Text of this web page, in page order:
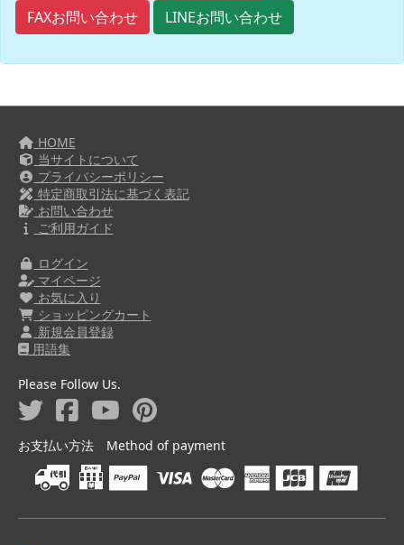
FAXお問い合わせ
LINEお問い合わせ
HOME
当サイトについて
プライバシーポリシー
特定商取引法に基づく表記
お問い合わせ
ご利用ガイド
ログイン
マイページ
お気に入り
ショッピングカート
新規会員登録
用語集
Please Follow Us.
お支払い方法 Method of payment